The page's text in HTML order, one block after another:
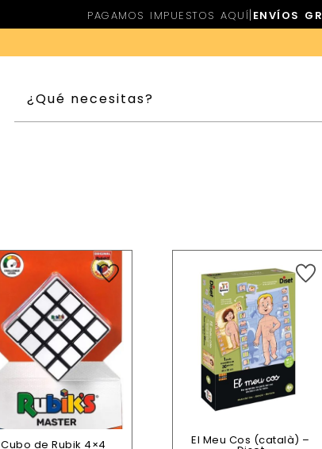
PAGAMOS IMPUESTOS AQUÍ| ENVÍOS
Cubo de Rubik 4×4 El Meu Cos (català) –